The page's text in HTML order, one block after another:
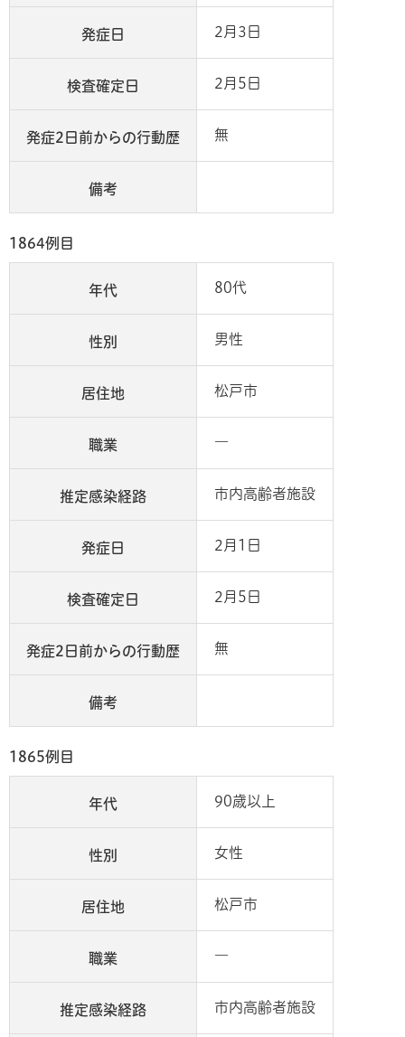
発症日 2月3日
検査確定日 2月5日
発症2日前からの行動歴 無
備考
1864例目
年代 80代
性別 男性
居住地 松戸市
職業 ―
推定感染経路 市内高齢者施設
発症日 2月1日
検査確定日 2月5日
発症2日前からの行動歴 無
備考
1865例目
年代 90歳以上
性別 女性
居住地 松戸市
職業 ―
推定感染経路 市内高齢者施設